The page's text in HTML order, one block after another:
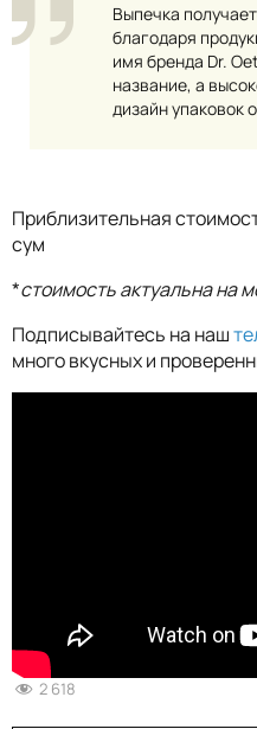
Выпечка
благодаря
имя бренда Dr.
название, а
дизайн упаковок
Приблизительная
сум
*стоимость актуальна на
Подписывайтесь на наш
много вкусных и
2 618